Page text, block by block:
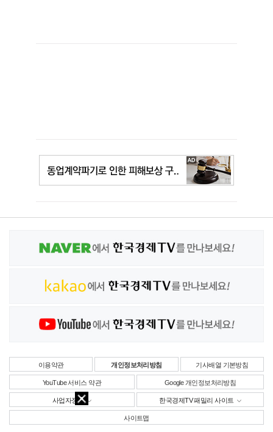
이용약관 개인정보처리방침 기사배열 기본방침
YouTube 서비스 약관 Google 개인정보처리방침
사업자정보 한국경제TV 패밀리 사이트
사이트맵